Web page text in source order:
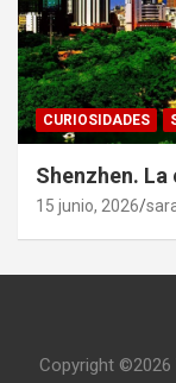
CURIOSIDADES
Shenzhen.
15 junio, 2026
Copyright ©2026